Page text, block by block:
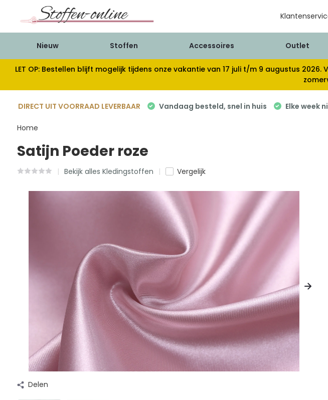
Nieuw Stoffen Accessoires Outlet
LET OP: Bestellen blijft mogelijk tijdens onze vakantie van 17 juli t/m 9 augustus
DIRECT UIT VOORRAAD LEVERBAAR Vandaag besteld, snel in huis Elke week
Home
Satijn Poeder roze
Bekijk alles Kledingstoffen Vergelijk
Delen